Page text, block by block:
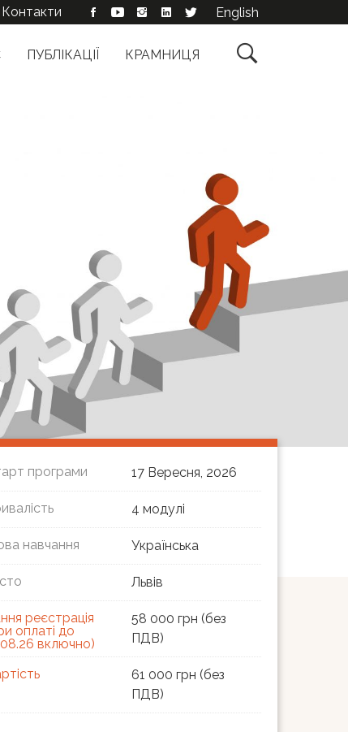

ПУБЛІКАЦІЇ КРАМНИЦЯ
Контакти English
програми 17 Вересня, 2026
4 модулі
навчання Українська
Львів
реєстрація
оплаті до
включно)
58 000 грн (без
ПДВ)
61 000 грн (без
ПДВ)